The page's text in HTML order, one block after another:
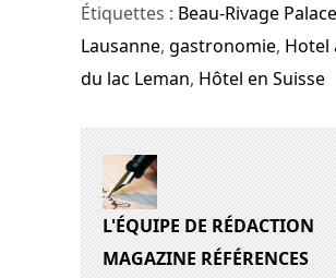
Étiquettes : Beau-Rivage Palace
Lausanne, gastronomie, Hotel
du lac Leman, Hôtel en Suisse
L'ÉQUIPE DE RÉDACTION
MAGAZINE RÉFÉRENCES